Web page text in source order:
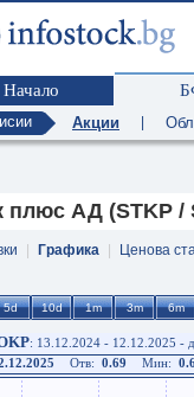
Начало
Акции
плюс АД (STKP /
Графика Ценова
: 13.12.2024 - 12.12.2025 -
Отв: 0.69 Мин: